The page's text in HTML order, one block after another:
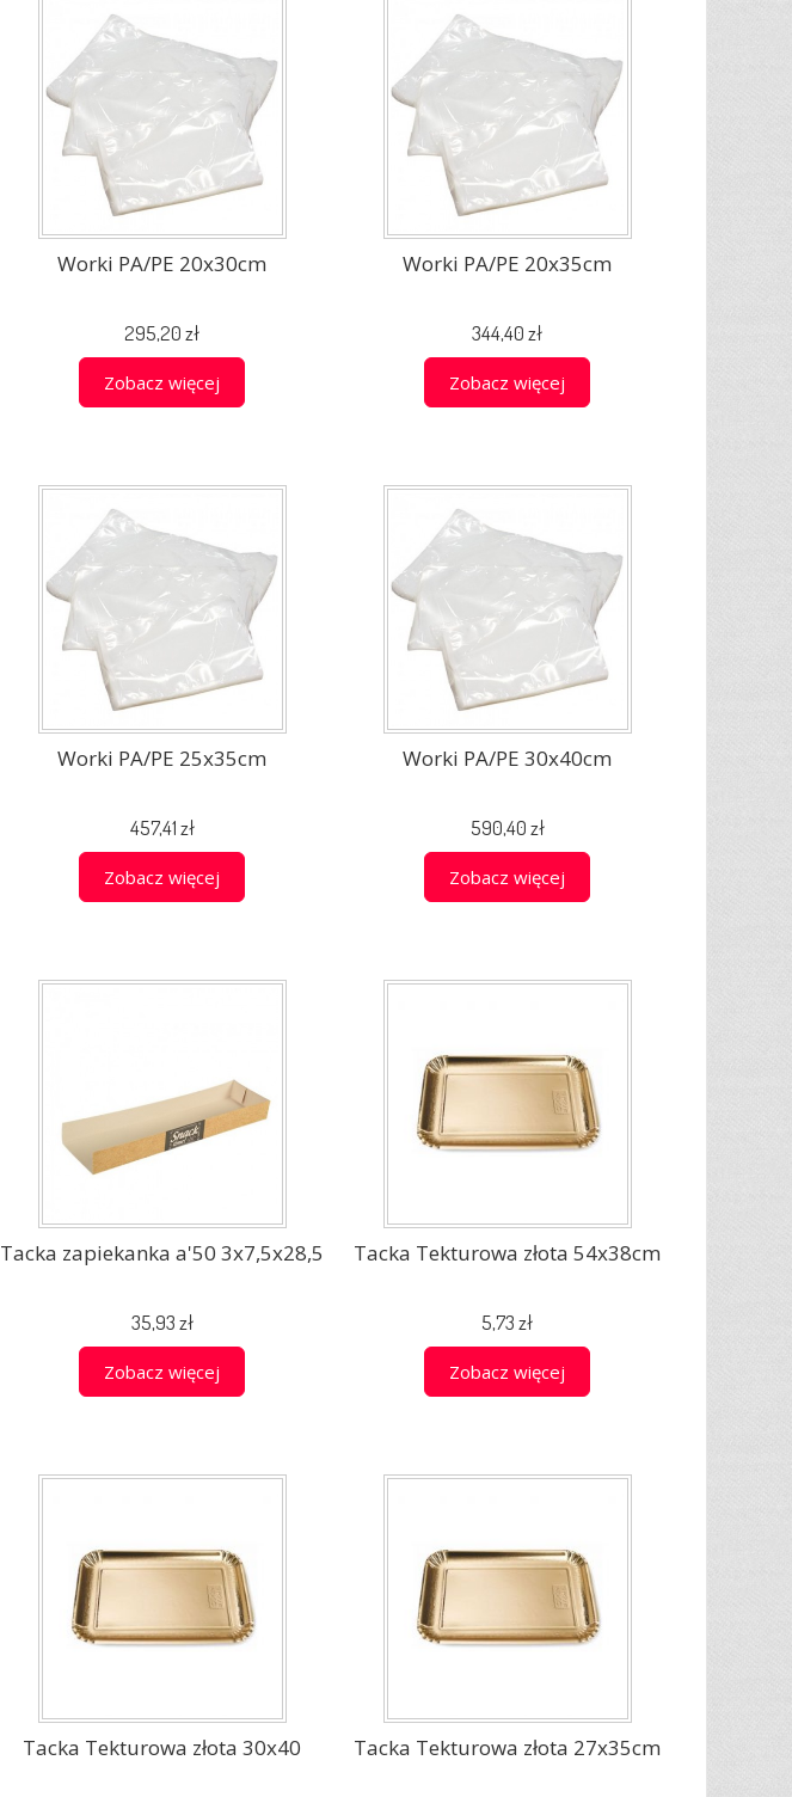
Worki PA/PE 20x30cm
295,20 zł
Zobacz więcej
Worki PA/PE 20x35cm
344,40 zł
Zobacz więcej
Worki PA/PE 25x35cm
457,41 zł
Zobacz więcej
Worki PA/PE 30x40cm
590,40 zł
Zobacz więcej
Tacka zapiekanka a'50 3x7,5x28,5
35,93 zł
Zobacz więcej
Tacka Tekturowa złota 54x38cm
5,73 zł
Zobacz więcej
Tacka Tekturowa złota 30x40 Tacka Tekturowa złota 27x35cm